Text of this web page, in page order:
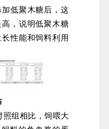
低聚木糖后，这
，说明低聚木糖
性能和饲料利用
组相比，饲喂大